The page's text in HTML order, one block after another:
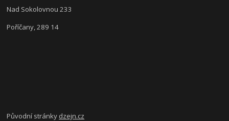
Nad Sokolovnou 233
Poříčany, 289 14
Původní stránky dzejn.cz